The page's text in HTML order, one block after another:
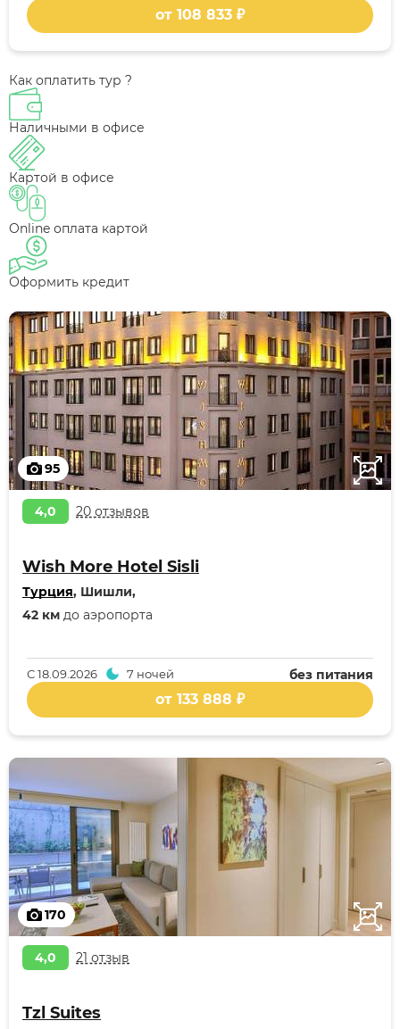
от 108 833 ₽
Как оплатить тур ?
Наличными в офисе
Картой в офисе
Online оплата картой
Оформить кредит
95
4,0 20 отзывов
Wish More Hotel Sisli
Турция, Шишли,
42 км до аэропорта
без питания
С18.09.2026 7 ночей
от 133 888 ₽
170
4,0 21 отзыв
Tzl Suites